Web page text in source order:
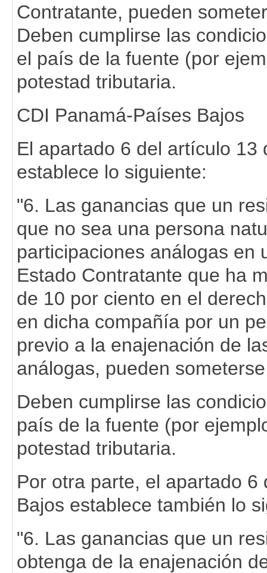
Contratante, pueden
Deben cumplirse las
el país de la fuente (por
potestad tributaria.
CDI Panamá-Países Bajos
El apartado 6 del artículo
establece lo siguiente:
"6. Las ganancias que un
que no sea una persona
participaciones análogas en
Estado Contratante que ha
de 10 por ciento en el
en dicha compañía por un
previo a la enajenación de
análogas, pueden
Deben cumplirse las
país de la fuente (por
potestad tributaria.
Por otra parte, el apartado
Bajos establece también lo
"6. Las ganancias que un
obtenga de la enajenación